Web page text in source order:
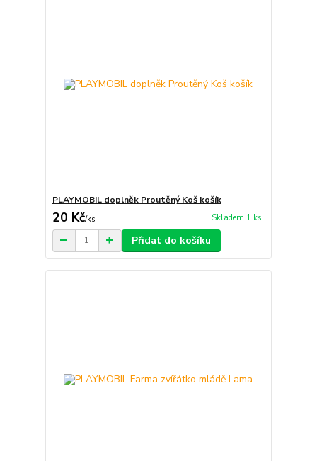
PLAYMOBIL doplněk Proutěný Koš košík
20 Kč/ks Skladem 1 ks
Přidat do košíku